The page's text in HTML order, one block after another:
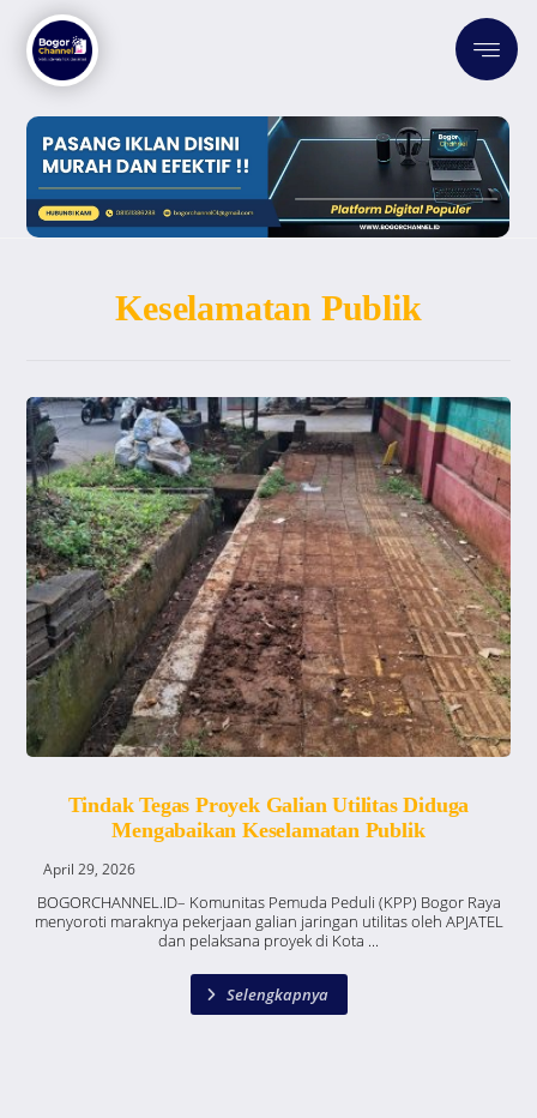
Keselamatan Publik
Tindak Tegas Proyek Galian Utilitas Diduga
Mengabaikan Keselamatan Publik
April 29, 2026
BOGORCHANNEL.ID– Komunitas Pemuda Peduli (KPP) Bogor Raya
menyoroti maraknya pekerjaan galian jaringan utilitas oleh APJATEL
dan pelaksana proyek di Kota ...
Selengkapnya